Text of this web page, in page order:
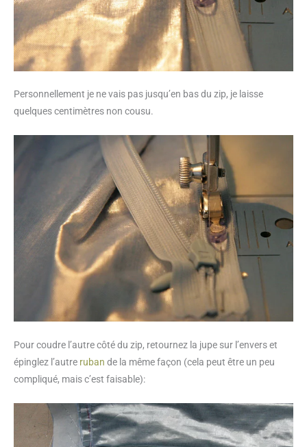
Personnellement je ne vais pas jusqu’en bas du zip, je laisse
quelques centimètres non cousu.
Pour coudre l’autre côté du zip, retournez la jupe sur l’envers et
épinglez l’autre ruban de la même façon (cela peut être un peu
compliqué, mais c’est faisable):